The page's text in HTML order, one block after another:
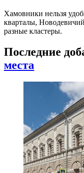
Хамовники нельзя
кварталы,
разные кластеры.
Последние
места